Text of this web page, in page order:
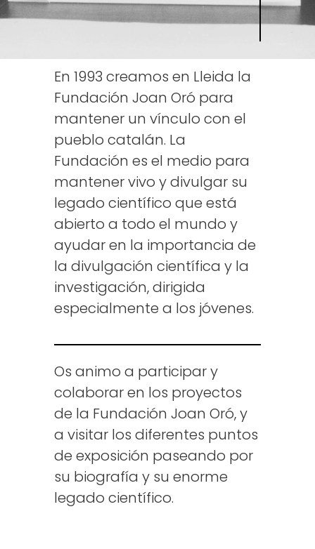
En 1993 creamos en Lleida la
Fundación Joan Oró para
mantener un vínculo con el
pueblo catalán. La
Fundación es el medio para
mantener vivo y divulgar su
legado científico que está
abierto a todo el mundo y
ayudar en la importancia de
la divulgación científica y la
investigación, dirigida
especialmente a los jóvenes.
Os animo a participar y
colaborar en los proyectos
de la Fundación Joan Oró, y
a visitar los diferentes puntos
de exposición paseando por
su biografía y su enorme
legado científico.